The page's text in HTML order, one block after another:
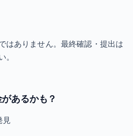
はありません。最終確認・提出は
。
あるかも？
見